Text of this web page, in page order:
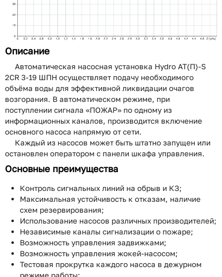
Описание
Автоматическая насосная установка Hydro AT(П)-S
2CR 3-19 ШПН осуществляет подачу необходимого
объёма воды для эффективной ликвидации очагов
возгорания. В автоматическом режиме, при
поступлении сигнала «ПОЖАР» по одному из
информационных каналов, производится включение
основного насоса напрямую от сети.
Каждый из насосов может быть штатно запущен или
остановлен оператором с панели шкафа управления.
Основные преимущества
Контроль сигнальных линий на обрыв и КЗ;
Максимальная устойчивость к отказам, наличие
схем резервирования;
Использование насосов различных производителей;
Независимые каналы сигнализации о пожаре;
Возможность управления задвижками;
Возможность управления жокей-насосом;
Тестовая прокрутка каждого насоса в дежурном
режиме работы;